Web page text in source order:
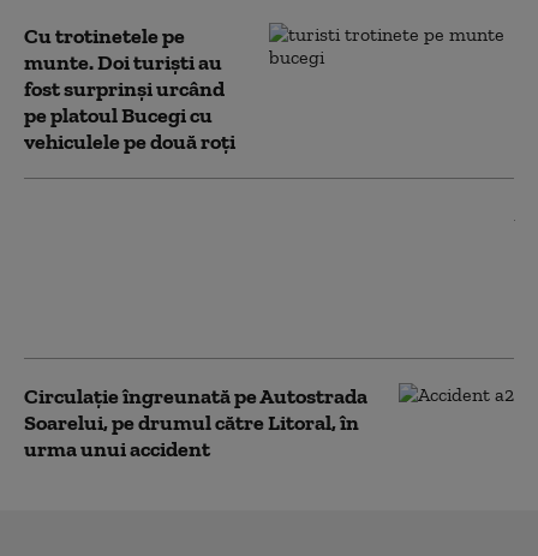
Cu trotinetele pe
munte. Doi turiști au
fost surprinși urcând
pe platoul Bucegi cu
vehiculele pe două roți
Circulație îngreunată pe Autostrada
Soarelui, pe drumul către Litoral, în
urma unui accident